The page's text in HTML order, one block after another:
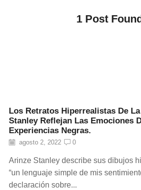
1 Post
Los Retratos Hiperrealistas De
Stanley Reflejan Las Emociones
Experiencias Negras.
agosto 2, 2022 0
Arinze Stanley describe sus dibujos
“un lenguaje simple de mis
declaración sobre...